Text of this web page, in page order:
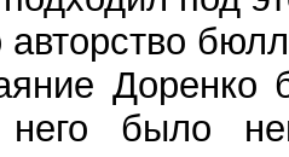
Доренко
было